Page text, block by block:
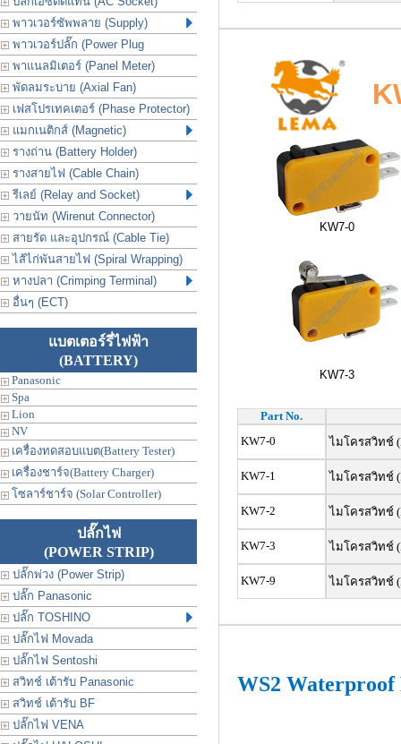
พาวเวอร์ซัพพลาย (Supply)
พาวเวอร์ปลั๊ก (Power Plug
พาแนลมิเตอร์ (Panel Meter)
พัดลมระบาย (Axial Fan)
เฟสโปรเทคเตอร์ (Phase Protector)
แมกเนติกส์ (Magnetic)
รางถ่าน (Battery Holder)
รางสายไฟ (Cable Chain)
รีเลย์ (Relay and Socket)
วายนัท (Wirenut Connector)
สายรัด และอุปกรณ์ (Cable Tie)
ไส้ไก่พันสายไฟ (Spiral Wrapping)
หางปลา (Crimping Terminal)
อื่นๆ (ECT)
แบตเตอร์รี่ไฟฟ้า
(BATTERY)
Panasonic
Spa
Lion
NV
เครื่องทดสอบแบต(Battery Tester)
เครื่องชาร์จ(Battery Charger)
โซลาร์ชาร์จ (Solar Controller)
ปลั๊กไฟ
(POWER STRIP)
ปลั๊กพ่วง (Power Strip)
ปลั๊ก Panasonic
ปลั๊ก TOSHINO
ปลั๊กไฟ Movada
ปลั๊กไฟ Sentoshi
สวิทช์ เต้ารับ Panasonic
สวิทช์ เต้ารับ BF
ปลั๊กไฟ VENA
KW7-0
KW7-3
Part No.
KW7-0
ไมโครสวิทช์
KW7-1 ไมโครสวิทช์
KW7-2 ไมโครสวิทช์
KW7-3 ไมโครสวิทช์
KW7-9 ไมโครสวิทช์
WS2